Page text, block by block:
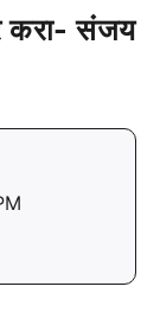
करा- संजय